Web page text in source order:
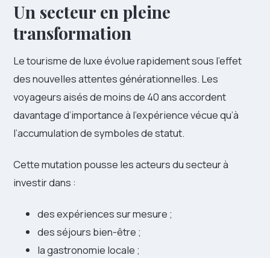
Un secteur en pleine
transformation
Le tourisme de luxe évolue rapidement sous l’effet
des nouvelles attentes générationnelles. Les
voyageurs aisés de moins de 40 ans accordent
davantage d’importance à l’expérience vécue qu’à
l’accumulation de symboles de statut.
Cette mutation pousse les acteurs du secteur à
investir dans :
des expériences sur mesure ;
des séjours bien-être ;
la gastronomie locale ;